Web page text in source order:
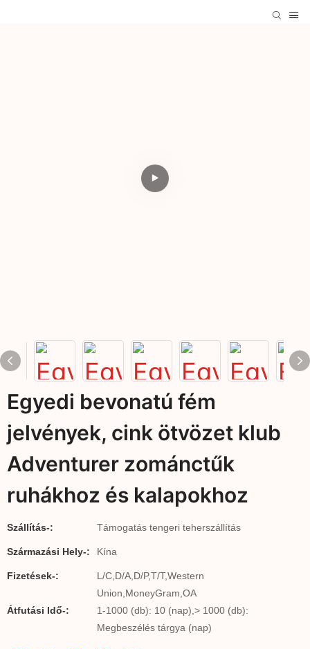
Egyedi bevonatú fém
jelvények, cink ötvözet klub
Adventurer zománctűk
ruhákhoz és kalapokhoz
Szállítás-: Támogatás tengeri teherszállítás
Származási Hely-: Kína
Fizetések-:
L/C,D/A,D/P,T/T,Western
Union,MoneyGram,OA
Átfutási Idő-:
1-1000 (db): 10 (nap),> 1000 (db):
Megbeszélés tárgya (nap)